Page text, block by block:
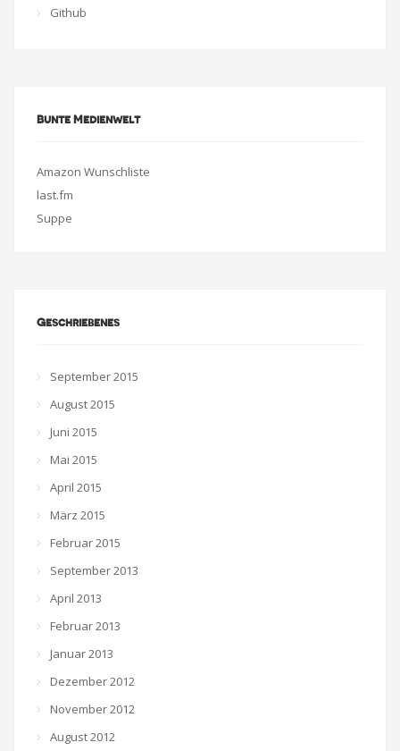
Github
Bunte Medienwelt
Amazon Wunschliste
last.fm
Suppe
Geschriebenes
September 2015
August 2015
Juni 2015
Mai 2015
April 2015
März 2015
Februar 2015
September 2013
April 2013
Februar 2013
Januar 2013
Dezember 2012
November 2012
August 2012